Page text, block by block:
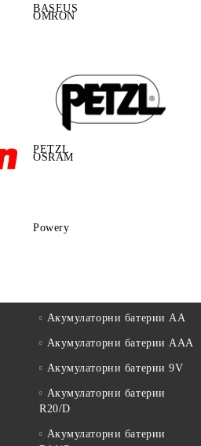
BASEUS
OMRON
PETZL
OSRAM
Powery
Акумулаторни батерии АА
Акумулаторни батерии AAA
Акумулаторни батерии 9V
Акумулаторни батерии
R20/D
Акумулаторни батерии